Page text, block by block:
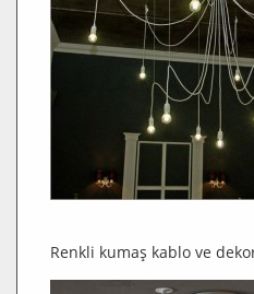
Renkli kumaş kablo ve